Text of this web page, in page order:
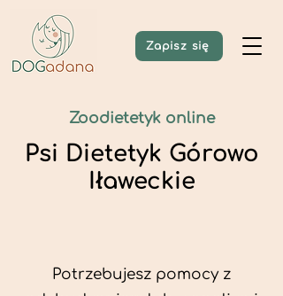
Zapisz się
Zoodietetyk online
Psi Dietetyk Górowo
Iławeckie
Potrzebujesz pomocy z